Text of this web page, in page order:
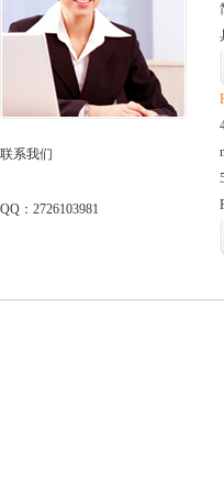
联系我们
QQ：2726103981